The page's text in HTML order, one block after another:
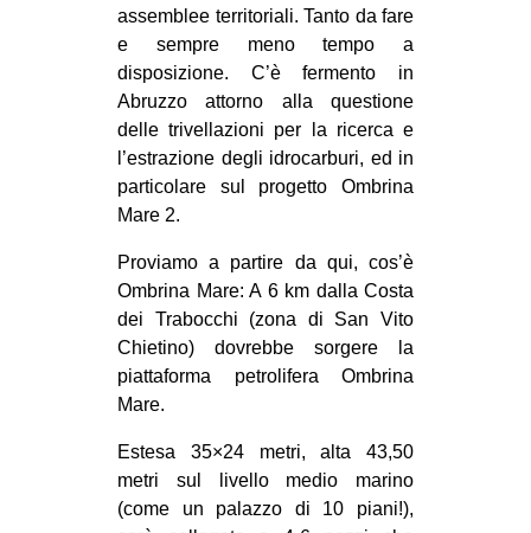
GENERI
MIGRAZIONI
PRECARIATO
REPRESSIONE
STUDENTI
ARTE
CINEMA
MANIFESTI
INTERNAZIONALE
assemblee territoriali. Tanto da fare
e sempre meno tempo a
disposizione. C’è fermento in
Abruzzo attorno alla questione
delle trivellazioni per la ricerca e
l’estrazione degli idrocarburi, ed in
particolare sul progetto Ombrina
Mare 2.
Proviamo a partire da qui, cos’è
Ombrina Mare: A 6 km dalla Costa
dei Trabocchi (zona di San Vito
Chietino) dovrebbe sorgere la
piattaforma petrolifera Ombrina
Mare.
Estesa 35×24 metri, alta 43,50
metri sul livello medio marino
(come un palazzo di 10 piani!),